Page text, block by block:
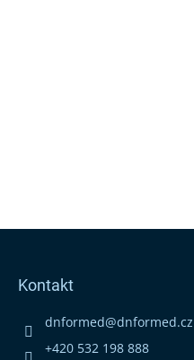
Kontakt
dnformed@dnformed.cz
+420 532 198 888